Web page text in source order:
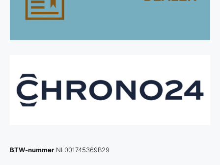
BTW-nummer NL001745369B29